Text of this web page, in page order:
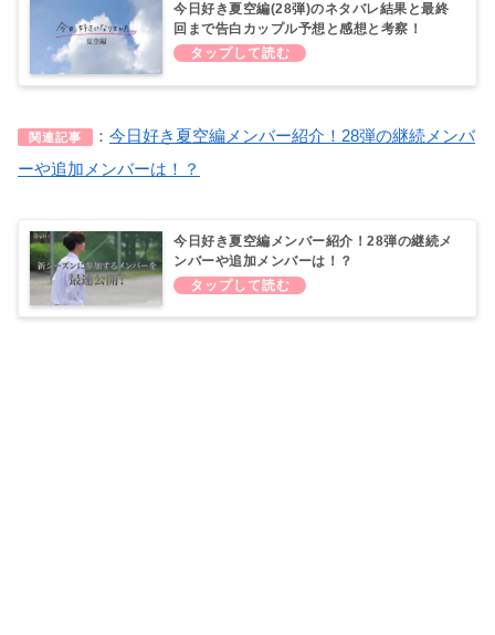
今日好き夏空編(28弾)のネタバレ結果と最終
回まで告白カップル予想と感想と考察！
関連記事 ： 今日好き夏空編メンバー紹介！28弾の継続メンバ
ーや追加メンバーは！？
今日好き夏空編メンバー紹介！28弾の継続メ
ンバーや追加メンバーは！？